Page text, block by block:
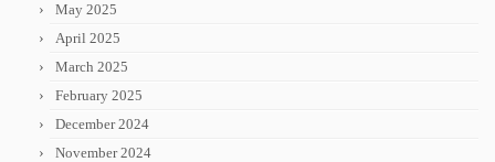
May 2025
April 2025
March 2025
February 2025
December 2024
November 2024